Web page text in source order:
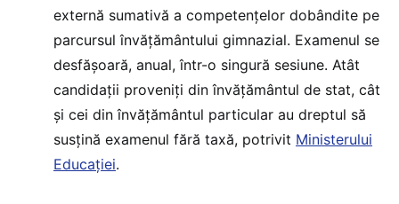
externă sumativă a competențelor dobândite pe
parcursul învățământului gimnazial. Examenul se
desfășoară, anual, într-o singură sesiune. Atât
candidații proveniți din învățământul de stat, cât
și cei din învățământul particular au dreptul să
susțină examenul fără taxă, potrivit Ministerului
Educației.